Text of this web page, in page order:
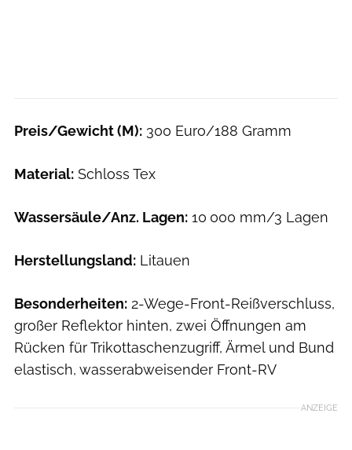
Preis/Gewicht (M): 300 Euro/188 Gramm
Material: Schloss Tex
Wassersäule/Anz. Lagen: 10 000 mm/3 Lagen
Herstellungsland: Litauen
Besonderheiten: 2-Wege-Front-Reißverschluss,
großer Reflektor hinten, zwei Öffnungen am
Rücken für Trikottaschenzugriff, Ärmel und Bund
elastisch, wasserabweisender Front-RV
ANZEIGE